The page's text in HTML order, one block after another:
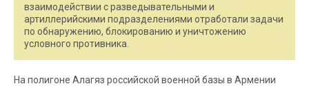
взаимодействии с разведывательными и
артиллерийскими подразделениями отработали задачи
по обнаружению, блокированию и уничтожению
условного противника.
На полигоне Алагяз российской военной базы в Армении